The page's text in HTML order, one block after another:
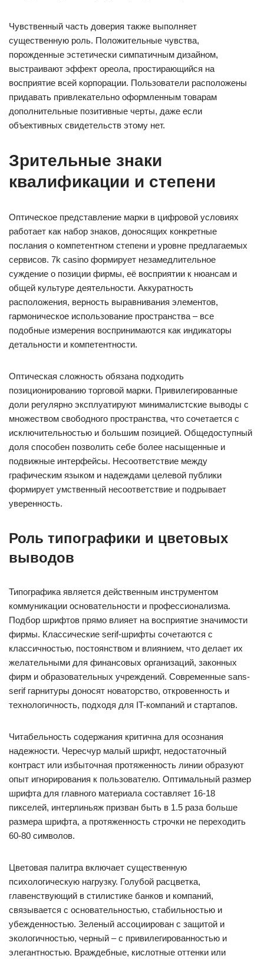
Чувственный часть доверия также выполняет
существенную роль. Положительные чувства,
порожденные эстетически симпатичным дизайном,
выстраивают эффект ореола, простирающийся на
восприятие всей корпорации. Пользователи расположены
придавать привлекательно оформленным товарам
дополнительные позитивные черты, даже если
объективных свидетельств этому нет.
Зрительные знаки
квалификации и степени
Оптическое представление марки в цифровой условиях
работает как набор знаков, доносящих конкретные
послания о компетентном степени и уровне предлагаемых
сервисов. 7k casino формирует незамедлительное
суждение о позиции фирмы, её восприятии к нюансам и
общей культуре деятельности. Аккуратность
расположения, верность выравнивания элементов,
гармоническое использование пространства – все
подобные измерения воспринимаются как индикаторы
детальности и компетентности.
Оптическая сложность обязана подходить
позиционированию торговой марки. Привилегированные
доли регулярно эксплуатируют минималистские выводы с
множеством свободного пространства, что сочетается с
исключительностью и большим позицией. Общедоступный
доля способен позволить себе более насыщенные и
подвижные интерфейсы. Несоответствие между
графическим языком и надеждами целевой публики
формирует умственный несоответствие и подрывает
уверенность.
Роль типографики и цветовых
выводов
Типографика является действенным инструментом
коммуникации основательности и профессионализма.
Подбор шрифтов прямо влияет на восприятие значимости
фирмы. Классические serif-шрифты сочетаются с
классичностью, постоянством и влиянием, что делает их
желательными для финансовых организаций, законных
фирм и образовательных учреждений. Современные sans-
serif гарнитуры доносят новаторство, откровенность и
технологичность, подходя для IT-компаний и стартапов.
Читабельность содержания критична для осознания
надежности. Чересчур малый шрифт, недостаточный
контраст или избыточная протяженность линии образуют
опыт игнорирования к пользователю. Оптимальный размер
шрифта для главного материала составляет 16-18
пикселей, интерлиньяж призван быть в 1.5 раза больше
размера шрифта, а протяженность строчки не переходить
60-80 символов.
Цветовая палитра включает существенную
психологическую нагрузку. Голубой расцветка,
главенствующий в стилистике банков и компаний,
связывается с основательностью, стабильностью и
убежденностью. Зеленый ассоциирован с защитой и
экологичностью, черный – с привилегированностью и
элегантностью. Враждебные, кислотные оттенки или